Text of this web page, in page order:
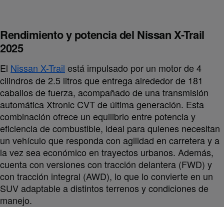
Rendimiento y potencia del Nissan X-Trail
2025
El Nissan X-Trail está impulsado por un motor de 4
cilindros de 2.5 litros que entrega alrededor de 181
caballos de fuerza, acompañado de una transmisión
automática Xtronic CVT de última generación. Esta
combinación ofrece un equilibrio entre potencia y
eficiencia de combustible, ideal para quienes necesitan
un vehículo que responda con agilidad en carretera y a
la vez sea económico en trayectos urbanos. Además,
cuenta con versiones con tracción delantera (FWD) y
con tracción integral (AWD), lo que lo convierte en un
SUV adaptable a distintos terrenos y condiciones de
manejo.